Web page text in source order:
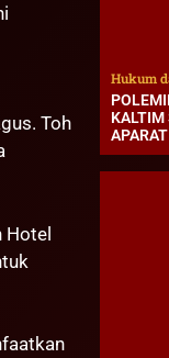
Toh
Hotel
Hukum
KALTIM